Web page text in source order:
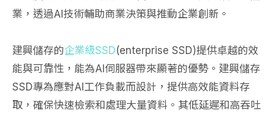
業，透過AI技術輔助商業決策與推動企業創新。
建興儲存的企業級SSD(enterprise SSD)提供卓越的效
能與可靠性，能為AI伺服器帶來顯著的優勢。建興儲存
SSD專為應對AI工作負載而設計，提供高效能資料存
取，確保快速檢索和處理大量資料。其低延遲和高吞吐